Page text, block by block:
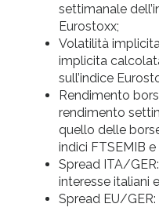
settimanale
Eurostoxx;
Volatilità
implicita
sull’indice
Rendimento
rendimento
quello delle
indici FTSEMIB
Spread ITA/
interesse italiani
Spread EU/